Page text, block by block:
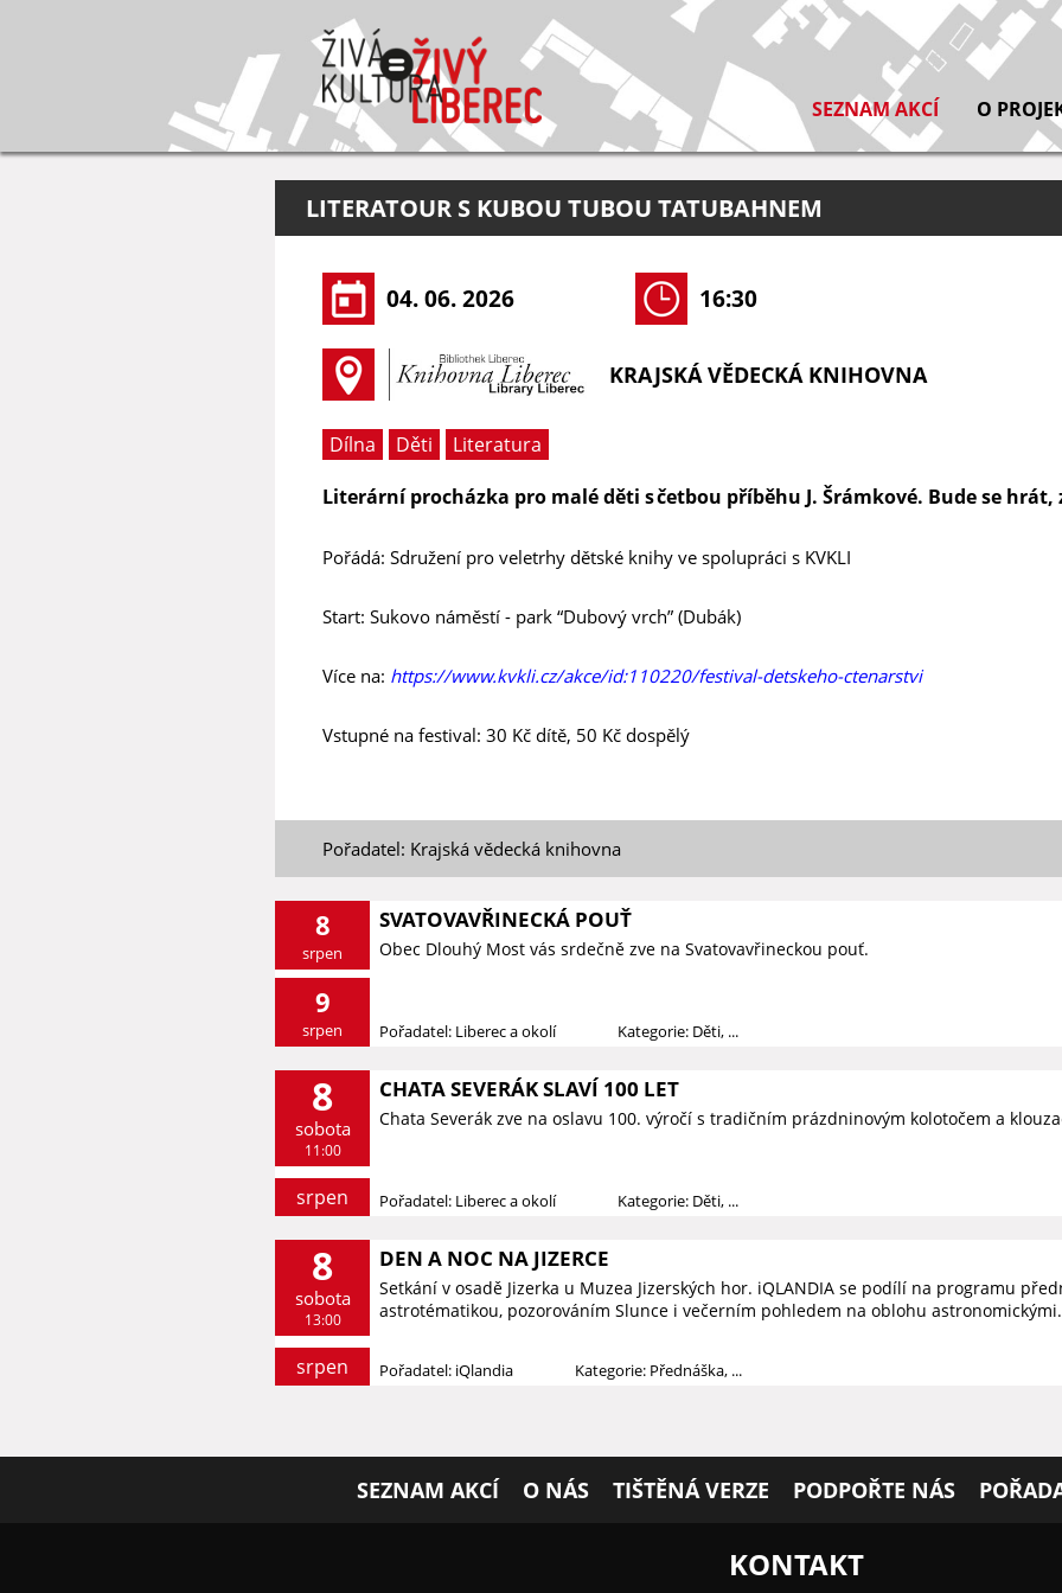
SEZNAM AKCÍ O
LITERATOUR S KUBOU TUBOU TATUBAHNEM
04. 06. 2026 16:30
KRAJSKÁ VĚDECKÁ KNIHOVNA
Dílna Děti
Literatura
Literární procházka pro malé děti s četbou příběhu J. Šrámkové. Bude se
Pořádá: Sdružení pro veletrhy dětské knihy ve spolupráci s KVKLI
Start: Sukovo náměstí - park “Dubový vrch” (Dubák)
Více na: https://www.kvkli.cz/akce/id:110220/festival-detskeho-ctenarstvi
Vstupné na festival: 30 Kč dítě, 50 Kč dospělý
Pořadatel: Krajská vědecká knihovna
8
srpen
9
srpen
SVATOVAVŘINECKÁ POUŤ
Obec Dlouhý Most vás srdečně zve na Svatovavřineckou pouť.
Pořadatel: Liberec a okolí Kategorie: Děti, ...
8
sobota
11:00
srpen
CHATA SEVERÁK SLAVÍ 100 LET
Chata Severák zve na oslavu 100. výročí s tradičním prázdninovým kolotočem a
Pořadatel: Liberec a okolí Kategorie: Děti, ...
8
sobota
13:00
srpen
DEN A NOC NA JIZERCE
Setkání v osadě Jizerka u Muzea Jizerských hor. iQLANDIA se podílí na programu
astrotématikou, pozorováním Slunce i večerním pohledem na oblohu
Pořadatel: iQlandia Kategorie: Přednáška, ...
SEZNAM AKCÍ O NÁS TIŠTĚNÁ VERZE PODPOŘTE NÁS
KONTAKT